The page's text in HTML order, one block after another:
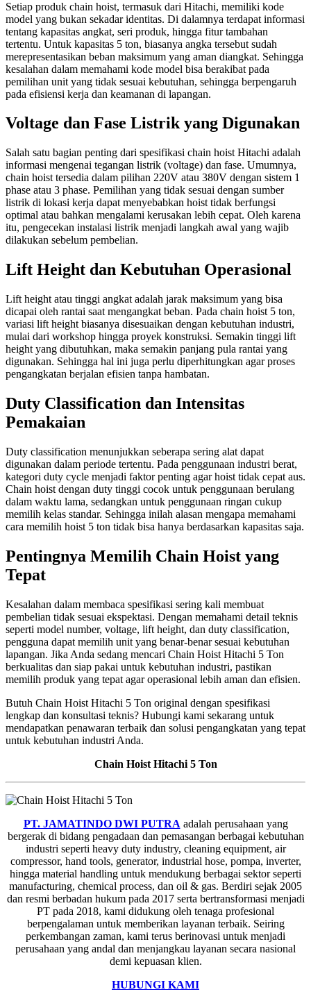
Setiap produk chain hoist, termasuk dari Hitachi, memiliki kode
model yang bukan sekadar identitas. Di dalamnya terdapat informasi
tentang kapasitas angkat, seri produk, hingga fitur tambahan
tertentu. Untuk kapasitas 5 ton, biasanya angka tersebut sudah
merepresentasikan beban maksimum yang aman diangkat. Sehingga
kesalahan dalam memahami kode model bisa berakibat pada
pemilihan unit yang tidak sesuai kebutuhan, sehingga berpengaruh
pada efisiensi kerja dan keamanan di lapangan.
Voltage dan Fase Listrik yang Digunakan
Salah satu bagian penting dari spesifikasi chain hoist Hitachi adalah
informasi mengenai tegangan listrik (voltage) dan fase. Umumnya,
chain hoist tersedia dalam pilihan 220V atau 380V dengan sistem 1
phase atau 3 phase. Pemilihan yang tidak sesuai dengan sumber
listrik di lokasi kerja dapat menyebabkan hoist tidak berfungsi
optimal atau bahkan mengalami kerusakan lebih cepat. Oleh karena
itu, pengecekan instalasi listrik menjadi langkah awal yang wajib
dilakukan sebelum pembelian.
Lift Height dan Kebutuhan Operasional
Lift height atau tinggi angkat adalah jarak maksimum yang bisa
dicapai oleh rantai saat mengangkat beban. Pada chain hoist 5 ton,
variasi lift height biasanya disesuaikan dengan kebutuhan industri,
mulai dari workshop hingga proyek konstruksi. Semakin tinggi lift
height yang dibutuhkan, maka semakin panjang pula rantai yang
digunakan. Sehingga hal ini juga perlu diperhitungkan agar proses
pengangkatan berjalan efisien tanpa hambatan.
Duty Classification dan Intensitas
Pemakaian
Duty classification menunjukkan seberapa sering alat dapat
digunakan dalam periode tertentu. Pada penggunaan industri berat,
kategori duty cycle menjadi faktor penting agar hoist tidak cepat aus.
Chain hoist dengan duty tinggi cocok untuk penggunaan berulang
dalam waktu lama, sedangkan untuk penggunaan ringan cukup
memilih kelas standar. Sehingga inilah alasan mengapa memahami
cara memilih hoist 5 ton tidak bisa hanya berdasarkan kapasitas saja.
Pentingnya Memilih Chain Hoist yang
Tepat
Kesalahan dalam membaca spesifikasi sering kali membuat
pembelian tidak sesuai ekspektasi. Dengan memahami detail teknis
seperti model number, voltage, lift height, dan duty classification,
pengguna dapat memilih unit yang benar-benar sesuai kebutuhan
lapangan. Jika Anda sedang mencari Chain Hoist Hitachi 5 Ton
berkualitas dan siap pakai untuk kebutuhan industri, pastikan
memilih produk yang tepat agar operasional lebih aman dan efisien.
Butuh Chain Hoist Hitachi 5 Ton original dengan spesifikasi
lengkap dan konsultasi teknis? Hubungi kami sekarang untuk
mendapatkan penawaran terbaik dan solusi pengangkatan yang tepat
untuk kebutuhan industri Anda.
Chain Hoist Hitachi 5 Ton
PT. JAMATINDO DWI PUTRA adalah perusahaan yang
bergerak di bidang pengadaan dan pemasangan berbagai kebutuhan
industri seperti heavy duty industry, cleaning equipment, air
compressor, hand tools, generator, industrial hose, pompa, inverter,
hingga material handling untuk mendukung berbagai sektor seperti
manufacturing, chemical process, dan oil & gas. Berdiri sejak 2005
dan resmi berbadan hukum pada 2017 serta bertransformasi menjadi
PT pada 2018, kami didukung oleh tenaga profesional
berpengalaman untuk memberikan layanan terbaik. Seiring
perkembangan zaman, kami terus berinovasi untuk menjadi
perusahaan yang andal dan menjangkau layanan secara nasional
demi kepuasan klien.
HUBUNGI KAMI